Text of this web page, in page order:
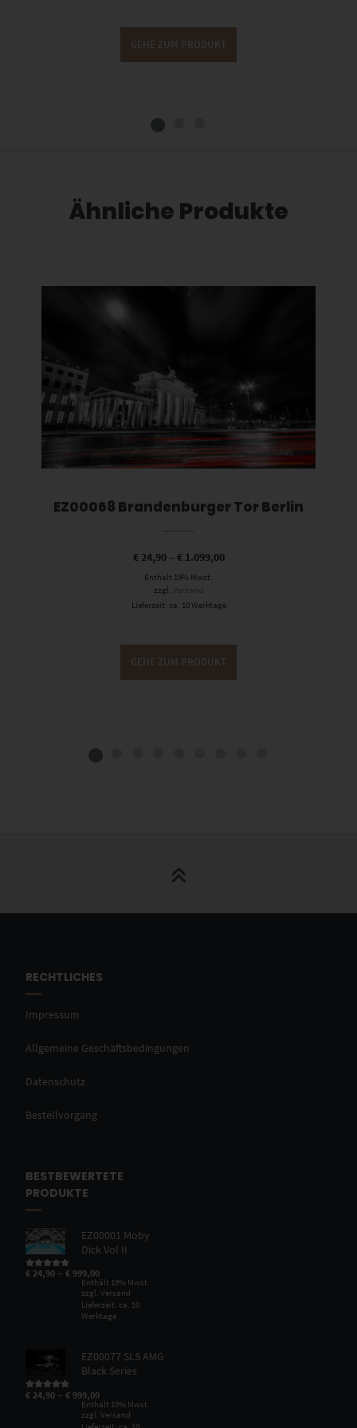
GEHE ZUM PRODUKT
Ähnliche Produkte
Dieses Produkt weist mehrere Varianten auf. Die Optionen können auf der Produktseite gewählt werden
EZ00068 Brandenburger Tor Berlin
€24,90– €1.099,00
Enthält 19% Mwst.
zzgl. Versand
Lieferzeit: ca. 10 Werktage
GEHE ZUM PRODUKT
RECHTLICHES
Impressum
Allgemeine Geschäftsbedingungen
Datenschutz
Bestellvorgang
BESTBEWERTETE
PRODUKTE
EZ00001 Moby
Dick Vol II
Bewertet mit
von 5
€ 24,90 –€ 999,00
Enthält 19% Mwst.
zzgl.Versand
Lieferzeit: ca. 10
Werktage
EZ00077 SLS AMG
Black Series
Bewertet mit
von 5
€ 24,90 –€ 999,00
Enthält 19% Mwst.
zzgl.Versand